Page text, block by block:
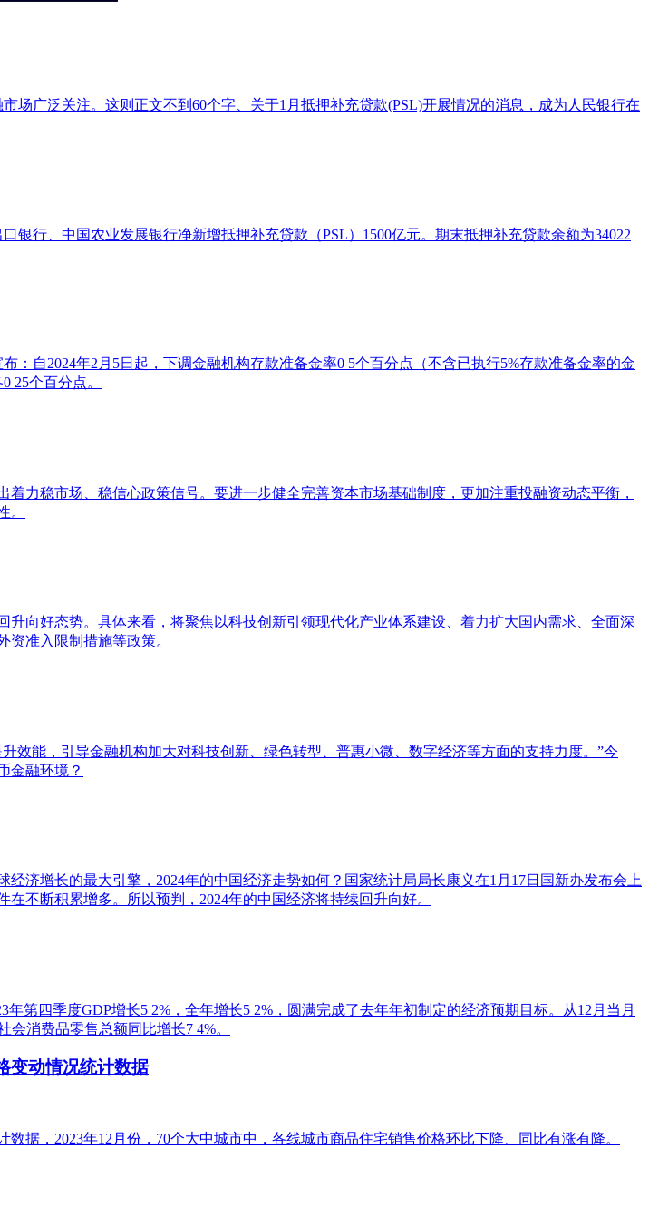
场广泛关注。这则正文不到60个字、关于1月抵押补充贷款(PSL)开展情况的消息，成为人民银行在
行、中国农业发展银行净新增抵押补充贷款（PSL）1500亿元。期末抵押补充贷款余额为34022
自2024年2月5日起，下调金融机构存款准备金率0 5个百分点（不含已执行5%存款准备金率的金
25个百分点。
力稳市场、稳信心政策信号。要进一步健全完善资本市场基础制度，更加注重投融资动态平衡，
。
向好态势。具体来看，将聚焦以科技创新引领现代化产业体系建设、着力扩大国内需求、全面深
准入限制措施等政策。
效能，引导金融机构加大对科技创新、绿色转型、普惠小微、数字经济等方面的支持力度。”今
金融环境？
济增长的最大引擎，2024年的中国经济走势如何？国家统计局局长康义在1月17日国新办发布会上
不断积累增多。所以预判，2024年的中国经济将持续回升向好。
第四季度GDP增长5 2%，全年增长5 2%，圆满完成了去年年初制定的经济预期目标。从12月当月
消费品零售总额同比增长7 4%。
变动情况统计数据
据，2023年12月份，70个大中城市中，各线城市商品住宅销售价格环比下降、同比有涨有降。